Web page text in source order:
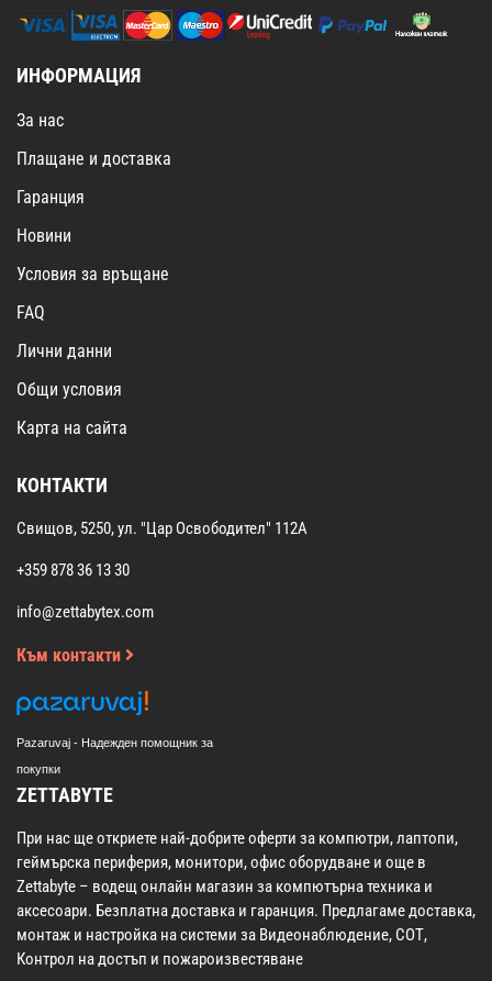
ИНФОРМАЦИЯ
За нас
Плащане и доставка
Гаранция
Новини
Условия за връщане
FAQ
Лични данни
Общи условия
Карта на сайта
КОНТАКТИ
Свищов, 5250, ул. "Цар Освободител" 112А
+359 878 36 13 30
info@zettabytex.com
Към контакти
Pazaruvaj - Надежден помощник за
покупки
ZETTABYTE
При нас ще откриете най-добрите оферти за компютри, лаптопи,
геймърска периферия, монитори, офис оборудване и още в
Zettabyte – водещ онлайн магазин за компютърна техника и
аксесоари. Безплатна доставка и гаранция. Предлагаме доставка,
монтаж и настройка на системи за Видеонаблюдение, СОТ,
Контрол на достъп и пожароизвестяване